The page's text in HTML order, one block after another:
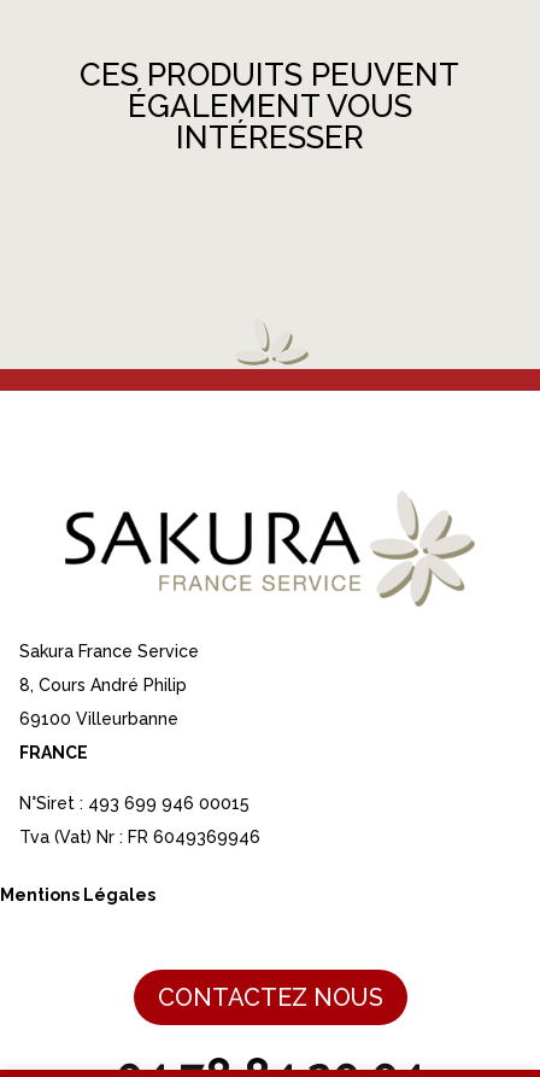
CES PRODUITS PEUVENT
ÉGALEMENT VOUS
INTÉRESSER
Sakura France Service
8, Cours André Philip
69100 Villeurbanne
FRANCE
N°Siret : 493 699 946 00015
Tva (Vat) Nr : FR 6049369946
Mentions Légales
CONTACTEZ NOUS